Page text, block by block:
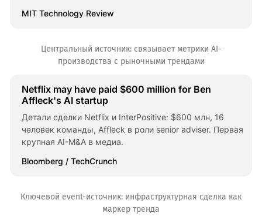
MIT Technology Review
Центральный источник: связывает метрики AI-
производства с рыночными трендами
Netflix may have paid $600 million for Ben
Affleck's AI startup
Детали сделки Netflix и InterPositive: $600 млн, 16
человек команды, Affleck в роли senior adviser. Первая
крупная AI-M&A в медиа.
Bloomberg / TechCrunch
Ключевой event-источник: инфраструктурная сделка как
маркер тренда